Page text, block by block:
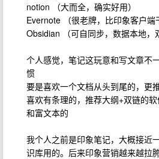
notion （大而全，确实好用）
Evernote （很老牌，比印象客户端
Obsidian （可自同步，数据本地，
个人感觉，笔记这玩意和写文章不
惯
要是喜欢一个文档从头到尾的，更
喜欢有条理的，推荐大纲+双链的
和富文本的
我个人之前是印象笔记，大概接近
识库用的。后来印象营销越来越拉